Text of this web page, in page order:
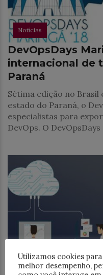
Notícias
DevOpsDays
internacional de
Paraná
Sétima edição no
estado do Paraná, o
especialistas para
DevOps. O
DevOps
Utilizamos cookies
melhor desempenho,